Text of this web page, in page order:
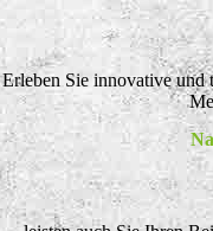
Erleben Sie innovative und